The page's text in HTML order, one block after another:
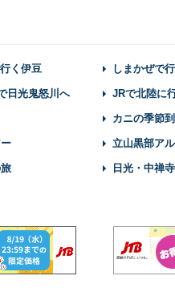
く伊豆 しまかぜで
日光鬼怒川へ JRで北陸に
カニの季節
立山黒部ア
日光・中禅